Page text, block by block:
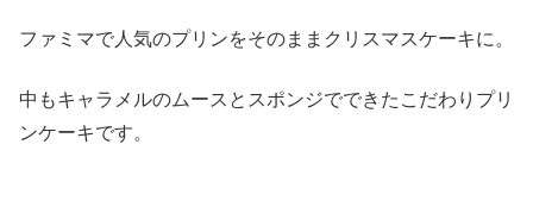
ファミマで人気のプリンをそのままクリスマスケーキに。
中もキャラメルのムースとスポンジでできたこだわりプリ
ンケーキです。